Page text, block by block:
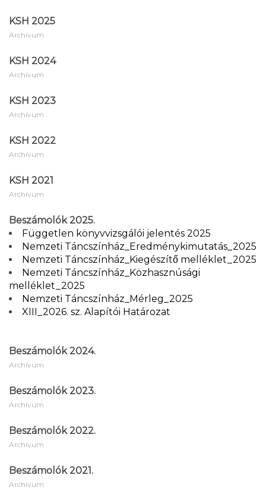
KSH 2025
Archívum
KSH 2024
Archívum
KSH 2023
Archívum
KSH 2022
Archívum
KSH 2021
Archívum
Beszámolók 2025.
Független könyvvizsgálói jelentés 2025
Nemzeti Táncszínház_Eredménykimutatás_2025
Nemzeti Táncszínház_Kiegészítő melléklet_2025
Nemzeti Táncszínház_Közhasznúsági
melléklet_2025
Nemzeti Táncszínház_Mérleg_2025
XIII_2026. sz. Alapítói Határozat
Beszámolók 2024.
Archívum
Beszámolók 2023.
Archívum
Beszámolók 2022.
Archívum
Beszámolók 2021.
Archívum